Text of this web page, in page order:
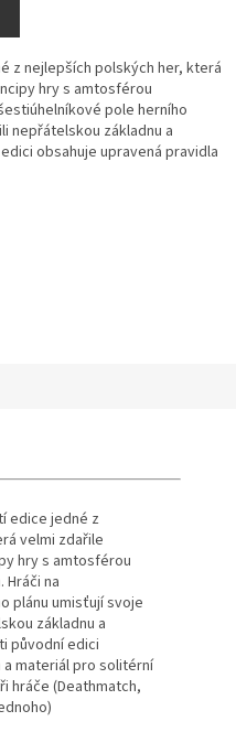
z nejlepších polských her, která
hry s amtosférou
pole herního
nepřátelskou základnu a
obsahuje upravená pravidla
edice jedné z
velmi zdařile
hry s amtosférou
na
plánu umisťují svoje
základnu a
původní edici
materiál pro solitérní
hráče (Deathmatch,